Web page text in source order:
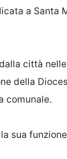
a Santa
città
della
comunale.
sua